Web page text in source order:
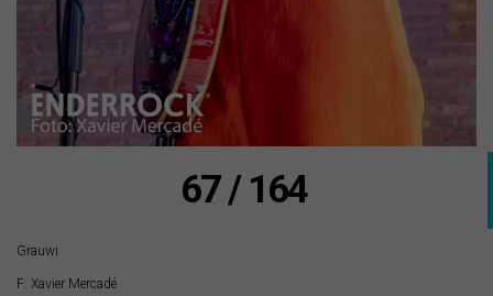
67 / 164
Grauwi
F: Xavier Mercadé